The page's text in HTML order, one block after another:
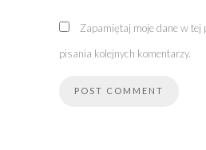
Zapamiętaj moje dane w tej
pisania kolejnych komentarzy.